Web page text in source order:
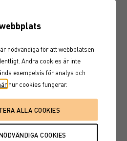
nödvändiga för att webbplatsen
Andra cookies är inte
exempelvis för analys och
hur cookies fungerar.